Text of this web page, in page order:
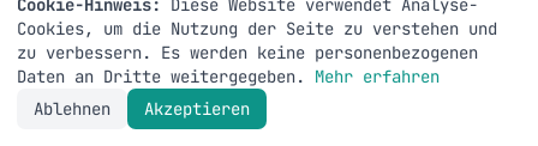
Cookie-Hinweis:
Diese Website verwendet Analyse-
Cookies, um die Nutzung der Seite zu verstehen und
zu verbessern. Es werden keine personenbezogenen
Daten an Dritte weitergegeben. Mehr erfahren
Ablehnen
Akzeptieren